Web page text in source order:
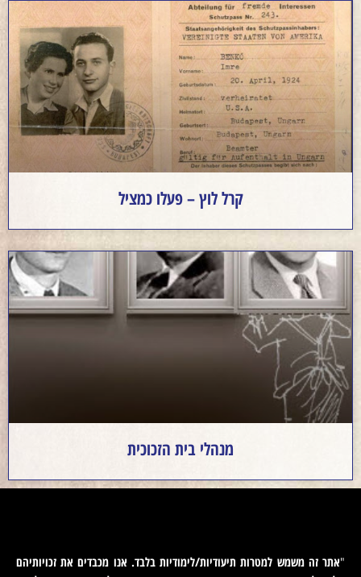
קרל לוץ – פעלו כמציל
מנהלי בית הזכוכית
"אתר זה משמש למטרות תיעודיות/לימודיות בלבד. אנו מכבדים את זכויותיהם